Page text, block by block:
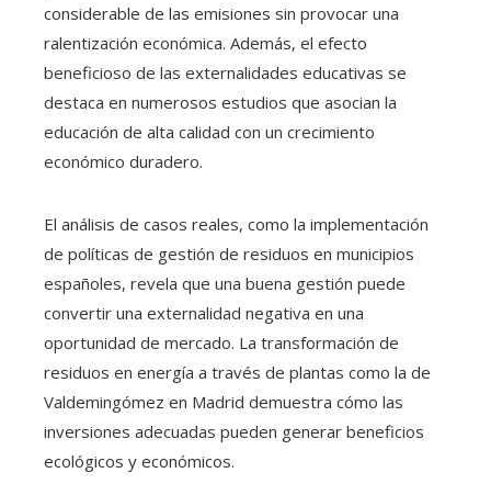
considerable de las emisiones sin provocar una
ralentización económica. Además, el efecto
beneficioso de las externalidades educativas se
destaca en numerosos estudios que asocian la
educación de alta calidad con un crecimiento
económico duradero.
El análisis de casos reales, como la implementación
de políticas de gestión de residuos en municipios
españoles, revela que una buena gestión puede
convertir una externalidad negativa en una
oportunidad de mercado. La transformación de
residuos en energía a través de plantas como la de
Valdemingómez en Madrid demuestra cómo las
inversiones adecuadas pueden generar beneficios
ecológicos y económicos.